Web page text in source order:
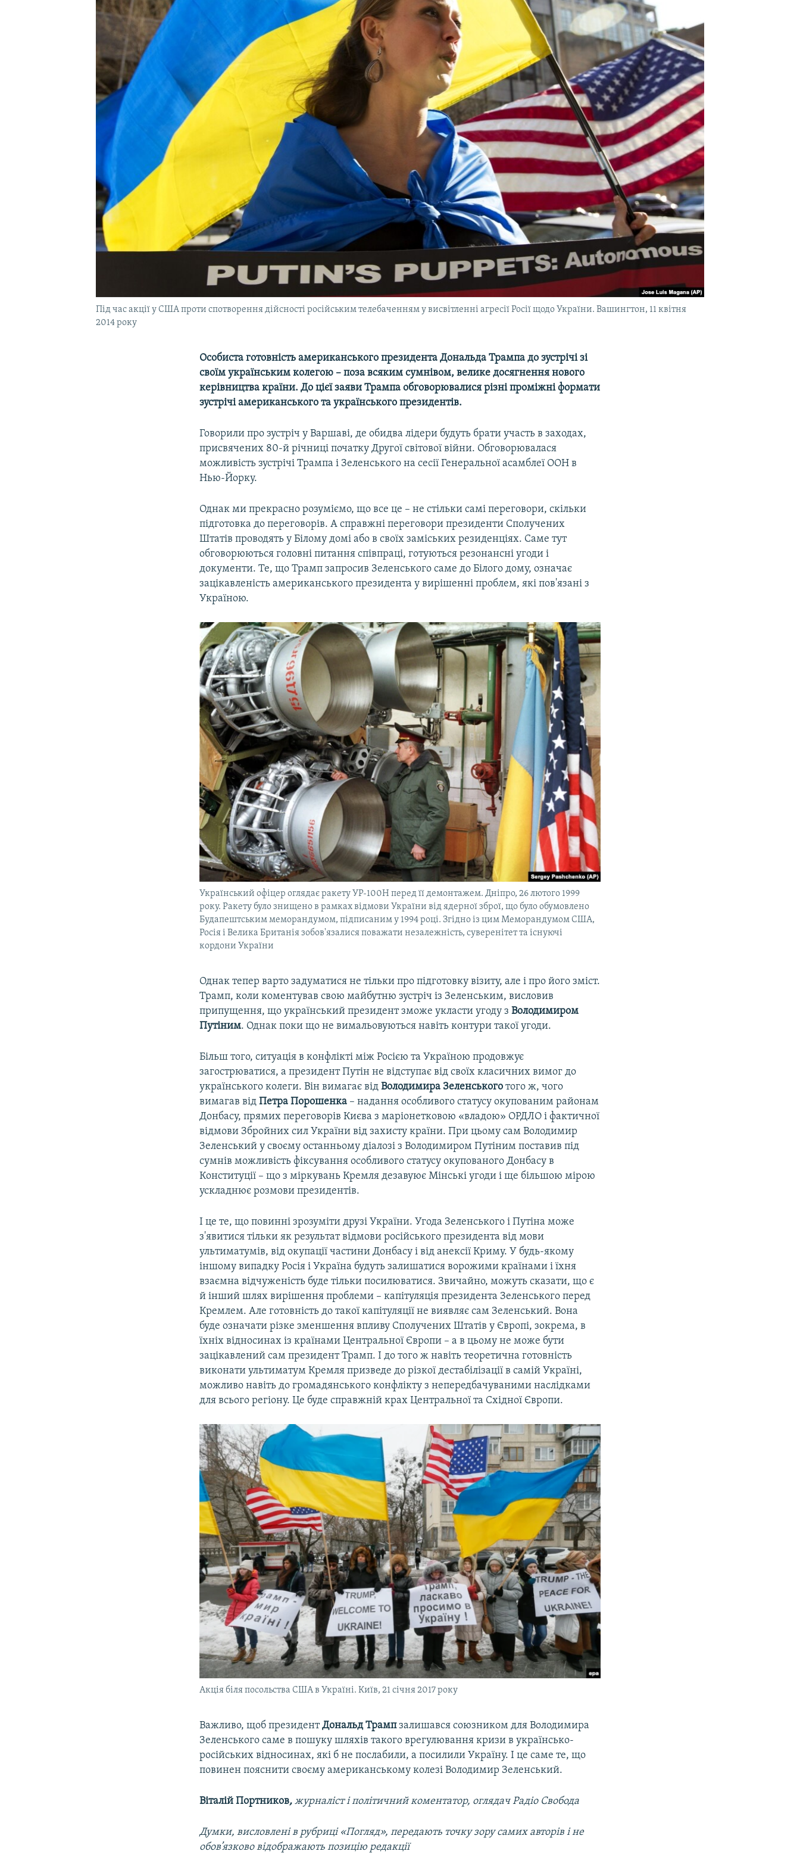
УКРАЇНСЬКА ПРОБЛЕМА КРИМУ
Під час акції у США проти спотворення дійсності російським телебаченням у висвітленні агресії Росії щодо України. Вашингтон, 11 квітня
2014 року
Особиста готовність американського президента Дональда Трампа до зустрічі зі
своїм українським колегою – поза всяким сумнівом, велике досягнення нового
керівництва країни. До цієї заяви Трампа обговорювалися різні проміжні формати
зустрічі американського та українського президентів.
Говорили про зустріч у Варшаві, де обидва лідери будуть брати участь в заходах,
присвячених 80-й річниці початку Другої світової війни. Обговорювалася
можливість зустрічі Трампа і Зеленського на сесії Генеральної асамблеї ООН в
Нью-Йорку.
Однак ми прекрасно розуміємо, що все це – не стільки самі переговори, скільки
підготовка до переговорів. А справжні переговори президенти Сполучених
Штатів проводять у Білому домі або в своїх заміських резиденціях. Саме тут
обговорюються головні питання співпраці, готуються резонансні угоди і
документи. Те, що Трамп запросив Зеленського саме до Білого дому, означає
зацікавленість американського президента у вирішенні проблем, які пов'язані з
Україною.
Український офіцер оглядає ракету УР-100Н перед її демонтажем. Дніпро, 26 лютого 1999
року. Ракету було знищено в рамках відмови України від ядерної зброї, що було обумовлено
Будапештським меморандумом, підписаним у 1994 році. Згідно із цим Меморандумом США,
Росія і Велика Британія зобов'язалися поважати незалежність, суверенітет та існуючі
кордони України
Однак тепер варто задуматися не тільки про підготовку візиту, але і про його зміст.
Трамп, коли коментував свою майбутню зустріч із Зеленським, висловив
припущення, що український президент зможе укласти угоду зВолодимиром
Путіним. Однак поки що не вимальовуються навіть контури такої угоди.
Більш того, ситуація в конфлікті між Росією та Україною продовжує
загострюватися, а президент Путін не відступає від своїх класичних вимог до
українського колеги. Він вимагає відВолодимира Зеленськоготого ж, чого
вимагав відПетра Порошенка – надання особливого статусу окупованим районам
Донбасу, прямих переговорів Києва з маріонетковою «владою» ОРДЛО і фактичної
відмови Збройних сил України від захисту країни. При цьому сам Володимир
Зеленський у своєму останньому діалозі з Володимиром Путіним поставив під
сумнів можливість фіксування особливого статусу окупованого Донбасу в
Конституції – що з міркувань Кремля дезавуює Мінські угоди і ще більшою мірою
ускладнює розмови президентів.
І це те, що повинні зрозуміти друзі України. Угода Зеленського і Путіна може
з'явитися тільки як результат відмови російського президента від мови
ультиматумів, від окупації частини Донбасу і від анексії Криму. У будь-якому
іншому випадку Росія і Україна будуть залишатися ворожими країнами і їхня
взаємна відчуженість буде тільки посилюватися. Звичайно, можуть сказати, що є
й інший шлях вирішення проблеми – капітуляція президента Зеленського перед
Кремлем. Але готовність до такої капітуляції не виявляє сам Зеленський. Вона
буде означати різке зменшення впливу Сполучених Штатів у Європі, зокрема, в
їхніх відносинах із країнами Центральної Європи – а в цьому не може бути
зацікавлений сам президент Трамп. І до того ж навіть теоретична готовність
виконати ультиматум Кремля призведе до різкої дестабілізації в самій Україні,
можливо навіть до громадянського конфлікту з непередбачуваними наслідками
для всього регіону. Це буде справжній крах Центральної та Східної Європи.
Акція біля посольства США в Україні. Київ, 21 січня 2017 року
Важливо, щоб президентДональд Трампзалишався союзником для Володимира
Зеленського саме в пошуку шляхів такого врегулювання кризи в українсько-
російських відносинах, які б не послабили, а посилили Україну. І це саме те, що
повинен пояснити своєму американському колезі Володимир Зеленський.
Віталій Портников,журналіст і політичний коментатор, оглядач Радіо Свобода
Думки, висловлені в рубриці «Погляд», передають точку зору самих авторів і не
обов’язково відображають позицію редакції